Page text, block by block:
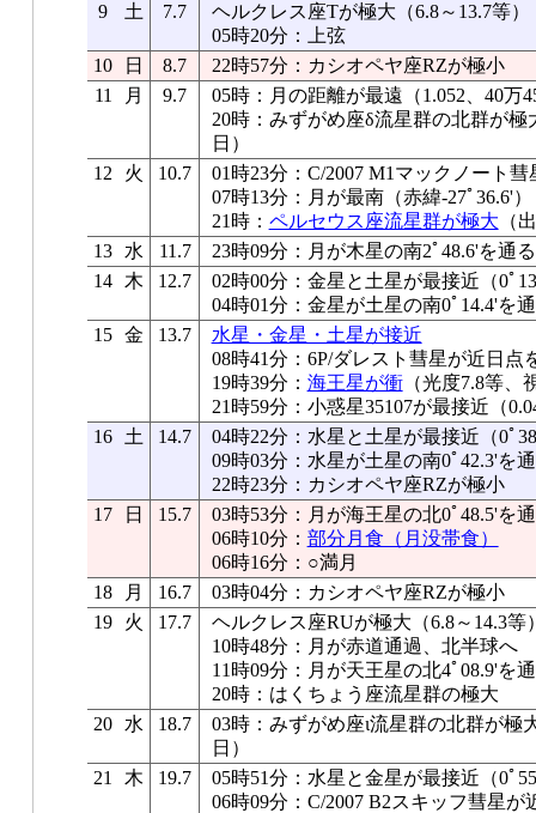
9
土 7.7
ヘルクレス座Tが極大（6.8～13.7等）
05時20分：上弦
10
日 8.7
22時57分：カシオペヤ座RZが極小
11
月 9.7
05時：月の距離が最遠（1.052、40万
20時：みずがめ座δ流星群の北群が極
日）
12
火 10.7
01時23分：C/2007 M1マックノート
07時13分：月が最南（赤緯-27ﾟ36.6'）
21時： ペルセウス座流星群が極大 （
13
水 11.7
23時09分：月が木星の南2ﾟ48.6'を通る
14
木 12.7
02時00分：金星と土星が最接近（0ﾟ
04時01分：金星が土星の南0ﾟ14.4'を
15 金 13.7
水星・金星・土星が接近
08時41分：6P/ダレスト彗星が近日点
19時39分： 海王星が衝（光度7.8等、
21時59分：小惑星35107が最接近（
16
土 14.7
04時22分：水星と土星が最接近（0ﾟ
09時03分：水星が土星の南0ﾟ42.3'を
22時23分：カシオペヤ座RZが極小
17
日 15.7
03時53分：月が海王星の北0ﾟ48.5'を
06時10分： 部分月食（月没帯食）
06時16分：○満月
18
月 16.7
03時04分：カシオペヤ座RZが極小
19
火 17.7
ヘルクレス座RUが極大（6.8～14.3等
10時48分：月が赤道通過、北半球へ
11時09分：月が天王星の北4ﾟ08.9'を
20時：はくちょう座流星群の極大
20
水 18.7
03時：みずがめ座ι流星群の北群が極
日）
21
木 19.7
05時51分：水星と金星が最接近（0ﾟ
06時09分：C/2007 B2スキッフ彗星が